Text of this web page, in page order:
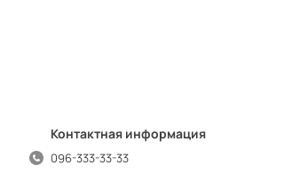
Контактная информация
096-333-33-33